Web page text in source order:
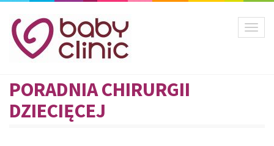
PORADNIA CHIRURGII
DZIECIĘCEJ